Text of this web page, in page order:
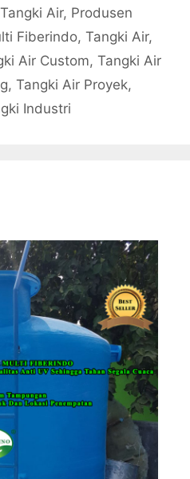
Air, Produsen
Fiberindo, Tangki Air,
Air Custom, Tangki Air
, Tangki Air Proyek,
Industri